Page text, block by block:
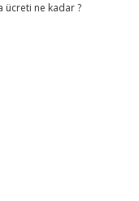
ücreti ne kadar ?